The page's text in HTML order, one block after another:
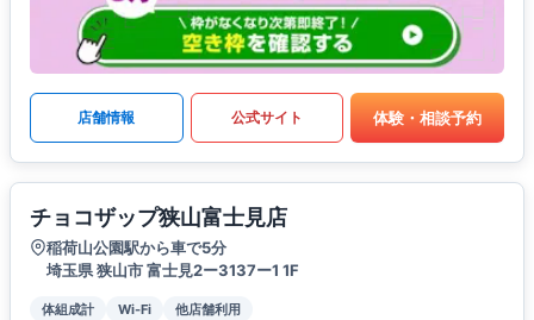
店舗情報 公式サイト 体験・相談予約
チョコザップ狭山富士見店
稲荷山公園駅から車で5分
埼玉県 狭山市 富士見2ー3137ー1 1F
体組成計 Wi-Fi 他店舗利用